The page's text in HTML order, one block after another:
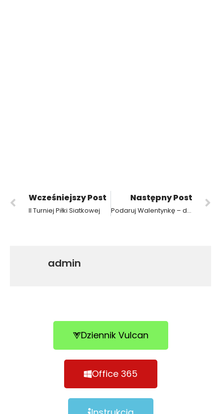
Wcześniejszy Post
II Turniej Piłki Siatkowej
Następny Post
Podaruj Walentynkę – dla dzieci z chorobą nowotworową
admin
Dziennik Vulcan
Office 365